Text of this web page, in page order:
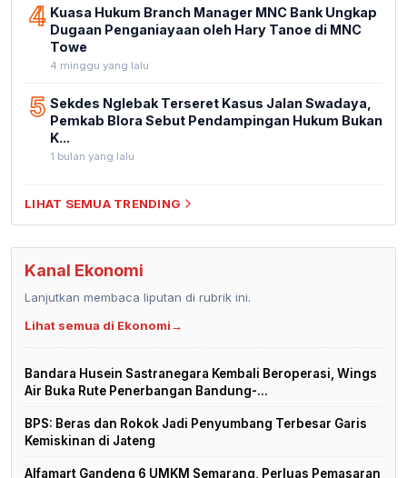
4 Kuasa Hukum Branch Manager MNC Bank Ungkap
Dugaan Penganiayaan oleh Hary Tanoe di MNC
Towe
4 minggu yang lalu
5 Sekdes Nglebak Terseret Kasus Jalan Swadaya,
Pemkab Blora Sebut Pendampingan Hukum Bukan
K...
1 bulan yang lalu
LIHAT SEMUA TRENDING
Kanal Ekonomi
Lanjutkan membaca liputan di rubrik ini.
Lihat semua di Ekonomi→
Bandara Husein Sastranegara Kembali Beroperasi, Wings
Air Buka Rute Penerbangan Bandung-...
BPS: Beras dan Rokok Jadi Penyumbang Terbesar Garis
Kemiskinan di Jateng
Alfamart Gandeng 6 UMKM Semarang, Perluas Pemasaran